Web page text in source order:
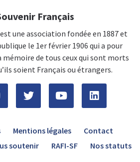
Français
une association fondée en 1887 et
le 1er février 1906 qui a pour
de tous ceux qui sont morts
soient Français ou étrangers.
Mentions légales
Contact
soutenir RAFI-SF Nos statuts